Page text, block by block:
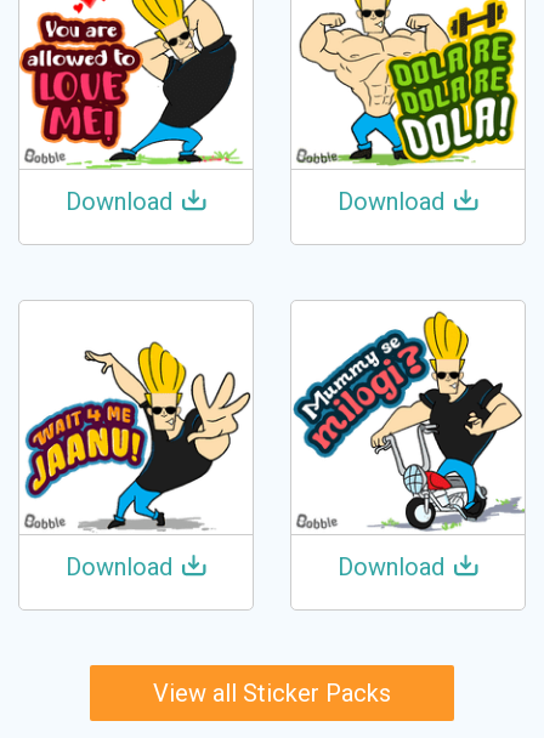
Download Download
Download Download
View all Sticker Packs